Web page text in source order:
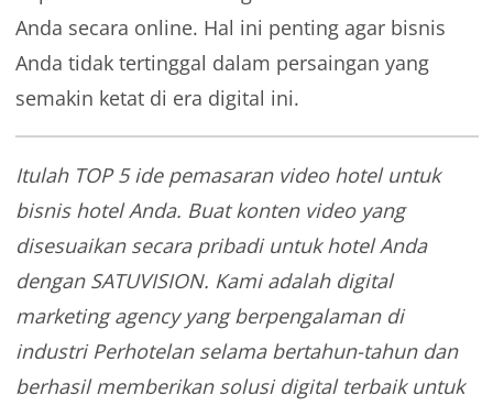
Anda secara online. Hal ini penting agar bisnis
Anda tidak tertinggal dalam persaingan yang
semakin ketat di era digital ini.
Itulah TOP 5 ide pemasaran video hotel untuk
bisnis hotel Anda. Buat konten video yang
disesuaikan secara pribadi untuk hotel Anda
dengan SATUVISION. Kami adalah digital
marketing agency yang berpengalaman di
industri Perhotelan selama bertahun-tahun dan
berhasil memberikan solusi digital terbaik untuk